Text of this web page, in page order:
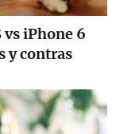
iPhone 6
y contras